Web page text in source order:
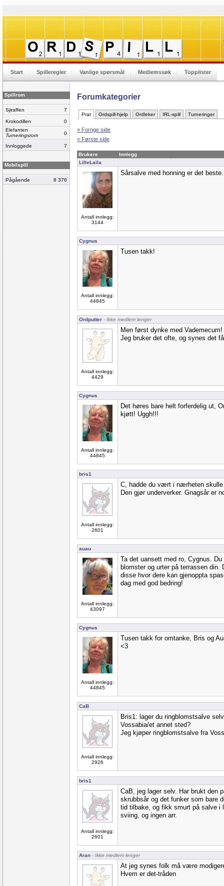
Start Spilleregler Vanlige spørsmål Medlemssøk Topplister
Spillrom
Sjiraffen 7
Krokodillen
0
Elefanten
Turneringsrom
0
Innloggede 7
Mobilspill
Pågående 8 376
Forumkategorier
Prat Ordspill-hjelp Ordleker IRL-spill Turneringer
« Forrige side
« Første side
Brukere
Innlegg
LilleLaila
Antall innlegg:
3144
Sårsalve med honning er det
Cygnus
Antall innlegg:
44845
Tusen takk!
Ordputter - Ikke medlem lenger
Antall innlegg:
4429
Men først dynke med
Jeg bruker det ofte, og synes det
Cygnus
Antall innlegg:
44845
Det høres bare helt forferdelig ut,
kjøtt! Uggh!!!
bris1
Antall innlegg:
2601
C, hadde du vært i nærheten
Den gjør underverker. Gnagsår er
auau
Antall innlegg:
43097
Ta det uansett med ro, Cygnus.
blomster og urter på terrassen din.
disse hvor dere kan gjenoppta
dag med god bedring!
Cygnus
Antall innlegg:
44845
Tusen takk for omtanke, Bris og
<3
CaB
Antall innlegg:
2926
Bris1: lager du ringblomstsalve
Vossabia/et annet sted?
Jeg kjøper ringblomstsalve fra
bris1
Antall innlegg:
2601
CaB, jeg lager selv. Har brukt den
skrubbsår og det funker som bare
tid tilbake, og fikk smurt på salve i
sviing, og ingen arr.
Aran - Ikke medlem lenger
At jeg synes folk må være
Hvem er det-tråden